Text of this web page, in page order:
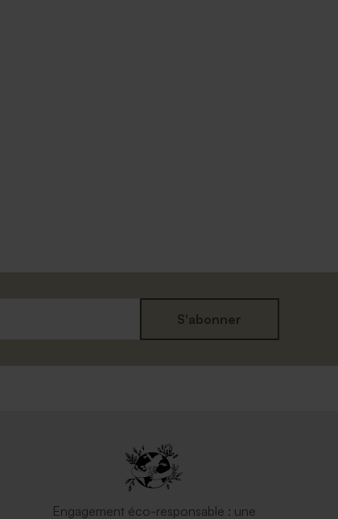
S'abonner
Engagement éco-responsable : une